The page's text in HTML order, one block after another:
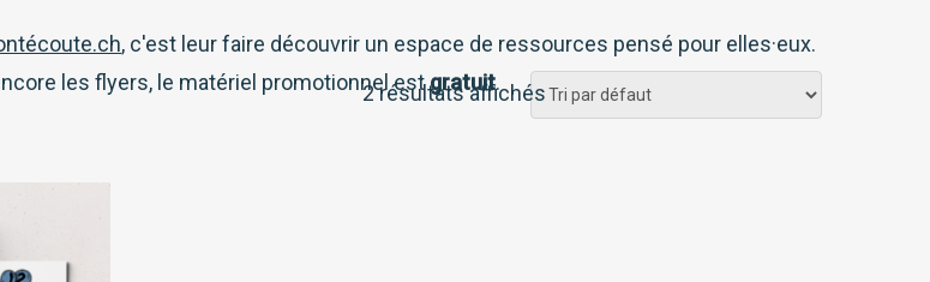
2 résultats affichés
, c'est leur faire découvrir un espace de ressources pensé pour elles·eux.
les flyers, le matériel promotionnel estgratuit.